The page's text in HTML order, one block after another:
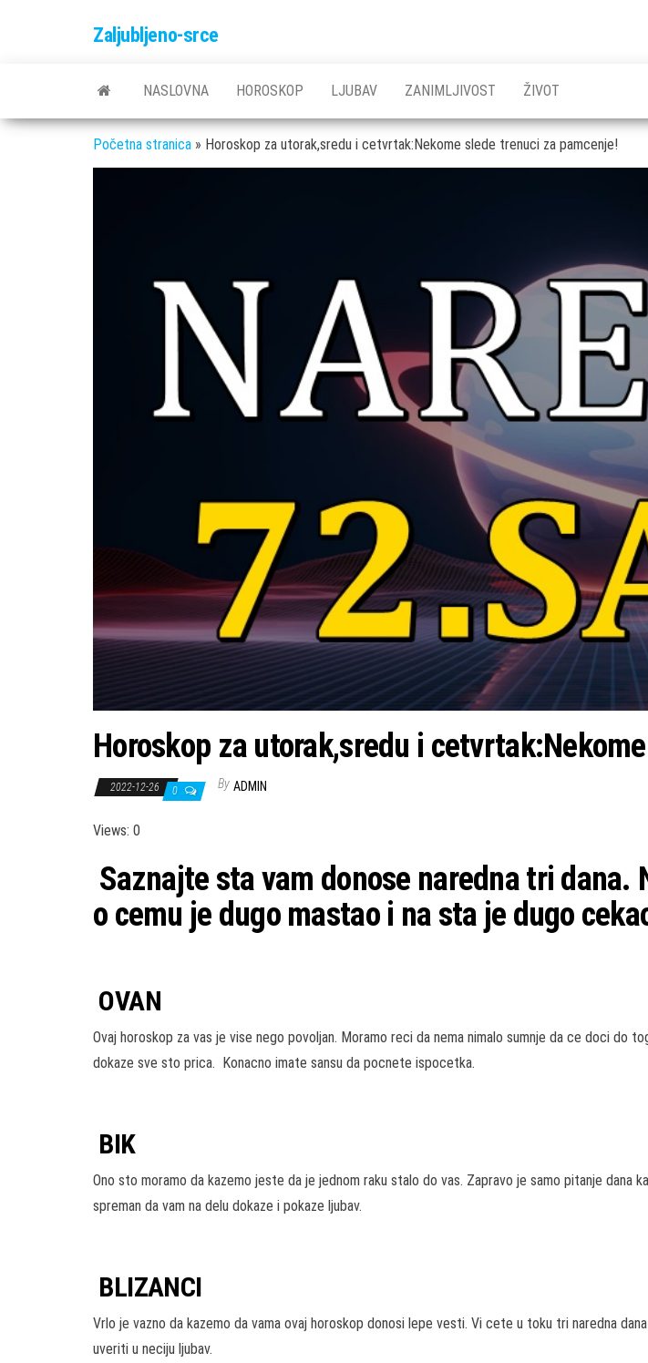
Zaljubljeno-srce
NASLOVNA HOROSKOP LJUBAV ZANIMLJIVOST ŽIVOT
Početna stranica » Horoskop za utorak,sredu i cetvrtak:Nekome slede trenuci za pamcenje!
Horoskop za utorak,sredu i
2022-12-26 0 By ADMIN
Views: 0
Saznajte sta vam donose naredna tri dana.
o cemu je dugo mastao i na sta je dugo
OVAN
Ovaj horoskop za vas je vise nego povoljan. Moramo reci da nema nimalo sumnje da ce doci do
dokaze sve sto prica. Konacno imate sansu da pocnete ispocetka.
BIK
Ono sto moramo da kazemo jeste da je jednom raku stalo do vas. Zapravo je samo pitanje
spreman da vam na delu dokaze i pokaze ljubav.
BLIZANCI
Vrlo je vazno da kazemo da vama ovaj horoskop donosi lepe vesti. Vi cete u toku tri naredna
uveriti u neciju ljubav.